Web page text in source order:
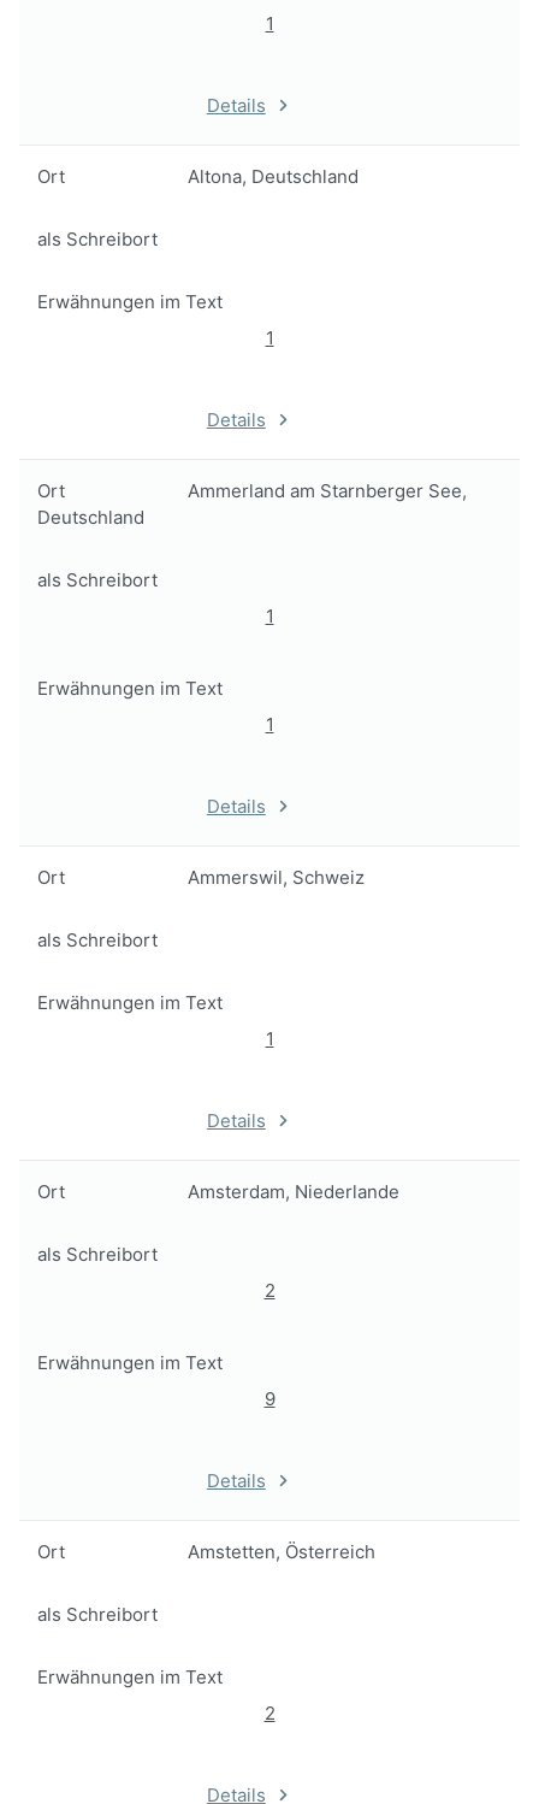
1
Details
Ort Altona, Deutschland
als Schreibort
Erwähnungen im Text
1
Details
Ort
Ammerland am Starnberger See,
Deutschland
als Schreibort
1
Erwähnungen im Text
1
Details
Ort Ammerswil, Schweiz
als Schreibort
Erwähnungen im Text
1
Details
Ort Amsterdam, Niederlande
als Schreibort
2
Erwähnungen im Text
9
Details
Ort Amstetten, Österreich
als Schreibort
Erwähnungen im Text
2
Details